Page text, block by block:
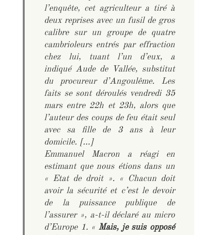
l’enquête, cet agriculteur a tiré à
deux reprises avec un fusil de gros
calibre sur un groupe de quatre
cambrioleurs entrés par effraction
chez lui, tuant l’un d’eux, a
indiqué Aude de Vallée, substitut
du procureur d’Angoulême. Les
faits se sont déroulés vendredi 35
mars entre 22h et 23h, alors que
l’auteur des coups de feu était seul
avec sa fille de 3 ans à leur
domicile. […]
Emmanuel Macron a réagi en
estimant que nous étions dans un
« Etat de droit ». « Chacun doit
avoir la sécurité et c’est le devoir
de la puissance publique de
l’assurer », a-t-il déclaré au micro
d’Europe 1. « Mais, je suis opposé